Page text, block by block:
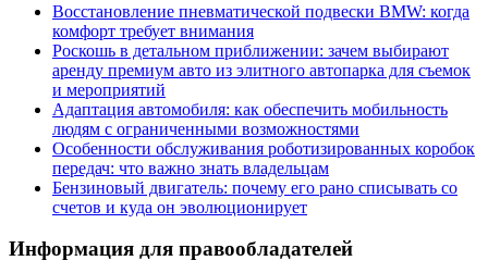
Восстановление пневматической подвески BMW: когда
комфорт требует внимания
Роскошь в детальном приближении: зачем выбирают
аренду премиум авто из элитного автопарка для съемок
и мероприятий
Адаптация автомобиля: как обеспечить мобильность
людям с ограниченными возможностями
Особенности обслуживания роботизированных коробок
передач: что важно знать владельцам
Бензиновый двигатель: почему его рано списывать со
счетов и куда он эволюционирует
Информация для правообладателей